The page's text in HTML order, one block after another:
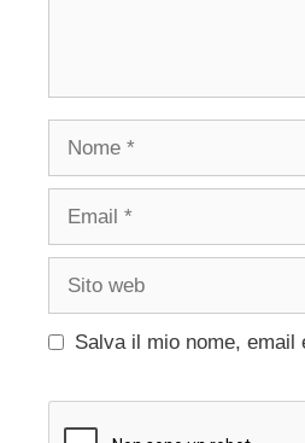
Salva il mio nome,